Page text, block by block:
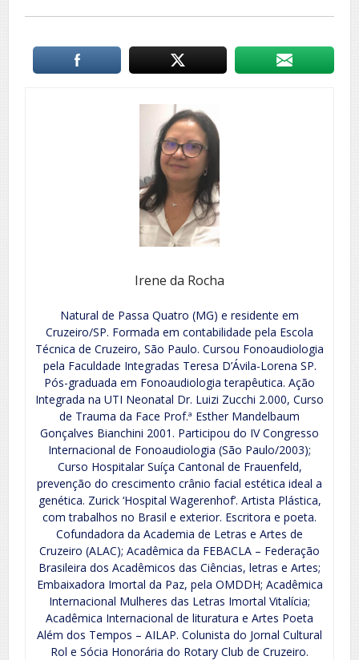
Irene da Rocha
Natural de Passa Quatro (MG) e residente em
Cruzeiro/SP. Formada em contabilidade pela Escola
Técnica de Cruzeiro, São Paulo. Cursou Fonoaudiologia
pela Faculdade Integradas Teresa D’Ávila-Lorena SP.
Pós-graduada em Fonoaudiologia terapêutica. Ação
Integrada na UTI Neonatal Dr. Luizi Zucchi 2.000, Curso
de Trauma da Face Prof.ª Esther Mandelbaum
Gonçalves Bianchini 2001. Participou do IV Congresso
Internacional de Fonoaudiologia (São Paulo/2003);
Curso Hospitalar Suíça Cantonal de Frauenfeld,
prevenção do crescimento crânio facial estética ideal a
genética. Zurick ‘Hospital Wagerenhof’. Artista Plástica,
com trabalhos no Brasil e exterior. Escritora e poeta.
Cofundadora da Academia de Letras e Artes de
Cruzeiro (ALAC); Acadêmica da FEBACLA – Federação
Brasileira dos Acadêmicos das Ciências, letras e Artes;
Embaixadora Imortal da Paz, pela OMDDH; Acadêmica
Internacional Mulheres das Letras Imortal Vitalícia;
Acadêmica Internacional de lituratura e Artes Poeta
Além dos Tempos – AILAP. Colunista do Jornal Cultural
Rol e Sócia Honorária do Rotary Club de Cruzeiro.